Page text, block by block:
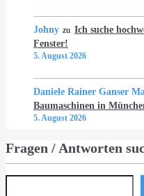
Johny zu Ich suche
Fenster!
5. August 2026
Daniele Rainer Ganser
Baumaschinen in
5. August 2026
Fragen / Antworten